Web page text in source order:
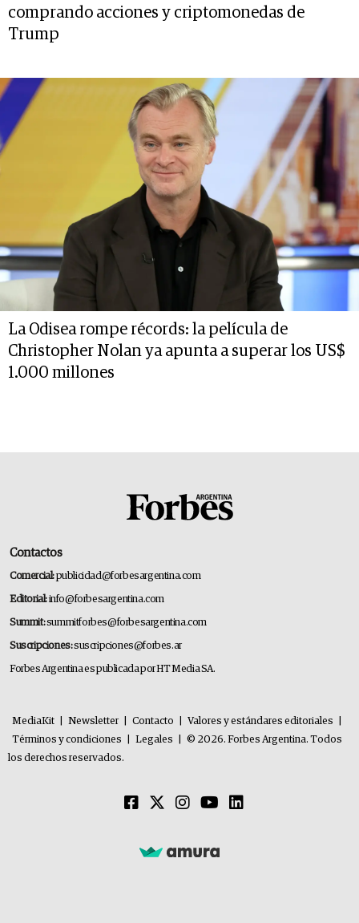
comprando acciones y criptomonedas de
Trump
La Odisea rompe récords: la película de
Christopher Nolan ya apunta a superar los US$
1.000 millones
Contactos
Comercial:publicidad@forbesargentina.com
Editorial:info@forbesargentina.com
Summit:summitforbes@forbesargentina.com
Suscripciones:suscripciones@forbes.ar
Forbes Argentina es publicada por HT Media SA.
MediaKit Newsletter Contacto Valores y estándares editoriales
Términos y condiciones
Legales
© 2026. Forbes Argentina. Todos
los derechos reservados.